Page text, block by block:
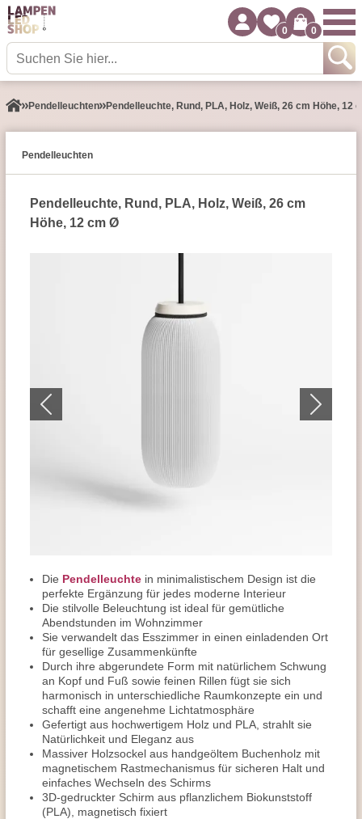
0 0
Pendel­leuchten Pendelleuchte, Rund, PLA, Holz, Weiß, 26 cm Höhe, 12
Pendel­leuchten
Pendelleuchte, Rund, PLA, Holz, Weiß, 26 cm
Höhe, 12 cm Ø
Die Pendelleuchte in minimalistischem Design ist die
perfekte Ergänzung für jedes moderne Interieur
Die stilvolle Beleuchtung ist ideal für gemütliche
Abendstunden im Wohnzimmer
Sie verwandelt das Esszimmer in einen einladenden Ort
für gesellige Zusammenkünfte
Durch ihre abgerundete Form mit natürlichem Schwung
an Kopf und Fuß sowie feinen Rillen fügt sie sich
harmonisch in unterschiedliche Raumkonzepte ein und
schafft eine angenehme Lichtatmosphäre
Gefertigt aus hochwertigem Holz und PLA, strahlt sie
Natürlichkeit und Eleganz aus
Massiver Holzsockel aus handgeöltem Buchenholz mit
magnetischem Rastmechanismus für sicheren Halt und
einfaches Wechseln des Schirms
3D-gedruckter Schirm aus pflanzlichem Biokunststoff
(PLA), magnetisch fixiert